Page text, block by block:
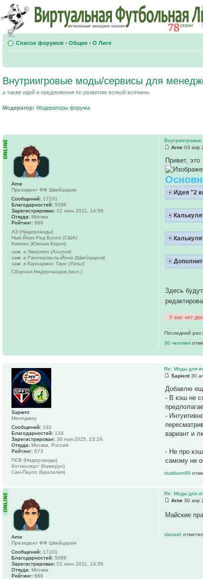
Список форумов ‹ Общие ‹ О Лиге
Внутриигровые моды/сервисы для
а также идей и предложения по развитию всякой всячины
Модератор: Модераторы форума
Arne 03 апр
Привет,
Идея "2
Здесь
У вас нет
Последний раз
30 человек
Arne
Президент ФФ Швейцарии
Сообщений: 17101
Благодарностей: 5086
Зарегистрирован: 01 июн 2011, 14:56
Откуда: Москва
Рейтинг: 686
АЗ (Нидерланды)
Нью-Йорк Ред Буллз (США)
Кимпхо (Южная Корея)
зам. в Эвертон (Англия)
зам. в Рапперсвиль-Йона (Швейцария)
зам. в Карнарвон Таун (Уэльс)
Сборная Нидерландов (мол.)
Re: Моды для
Sapient30
Добавлю
- В кэш не
-
вариант и
- Не про
самому не
stubborn89
Sapient
Менеджер
Сообщений: 192
Благодарностей: 134
Зарегистрирован: 30 ноя 2025, 23:29
Откуда: Москва, Россия
Рейтинг: 673
ПСВ (Нидерланды)
Котонспорт (Камерун)
Сан-Пауло (Бразилия)
Re: Моды для
Arne 30 апр
Майские
slavash
Arne
Президент ФФ Швейцарии
Сообщений: 17101
Благодарностей: 5086
Зарегистрирован: 01 июн 2011, 14:56
Откуда: Москва
Рейтинг: 686